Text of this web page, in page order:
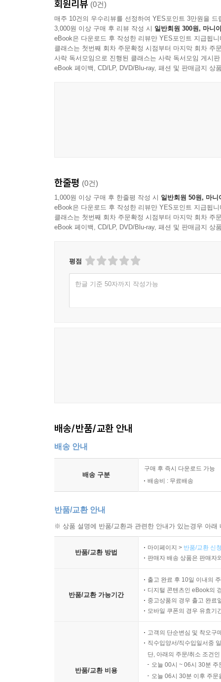
회원리뷰 (0건)
매주 10건의 우수리뷰를 선정하여 YES포인트 3만원을 드
3,000원 이상 구매 후 리뷰 작성 시 일반회원 300원, 마니
eBook은 다운로드 후 작성한 리뷰만 YES포인트 지급됩니
클래스는 첫번째 회차 주문확정 시점부터 마지막 회차 주
사락 독서모임으로 진행된 클래스는 사락 독서모임 게시
eBook 페이백, CD/LP, DVD/Blu-ray, 패션 및 판매금지 상
한줄평 (0건)
1,000원 이상 구매 후 한줄평 작성 시 일반회원 50원, 마니
eBook은 다운로드 후 작성한 리뷰만 YES포인트 지급됩니
클래스는 첫번째 회차 주문확정 시점부터 마지막 회차 주
eBook 페이백, CD/LP, DVD/Blu-ray, 패션 및 판매금지 상
평점
한글 기준 50자까지 작성가능
배송/반품/교환 안내
배송 안내
배송 구분
구매 후 즉시 다운로드 가능
배송비 : 무료배송
반품/교환 안내
※ 상품 설명에 반품/교환과 관련한 안내가 있는경우 아
반품/교환 방법
마이페이지 > 반품/교환 신
판매자 배송 상품은 판매자
반품/교환 가능기간
출고 완료 후 10일 이내의
디지털 콘텐츠인 eBook의
중고상품의 경우 출고 완료
모바일 쿠폰의 경우 유효기
반품/교환 비용
고객의 단순변심 및 착오구
직수입양서/직수입일서중
단, 아래의 주문/취소 조건
오늘 00시 ~ 06시 30분
오늘 06시 30분 이후 주